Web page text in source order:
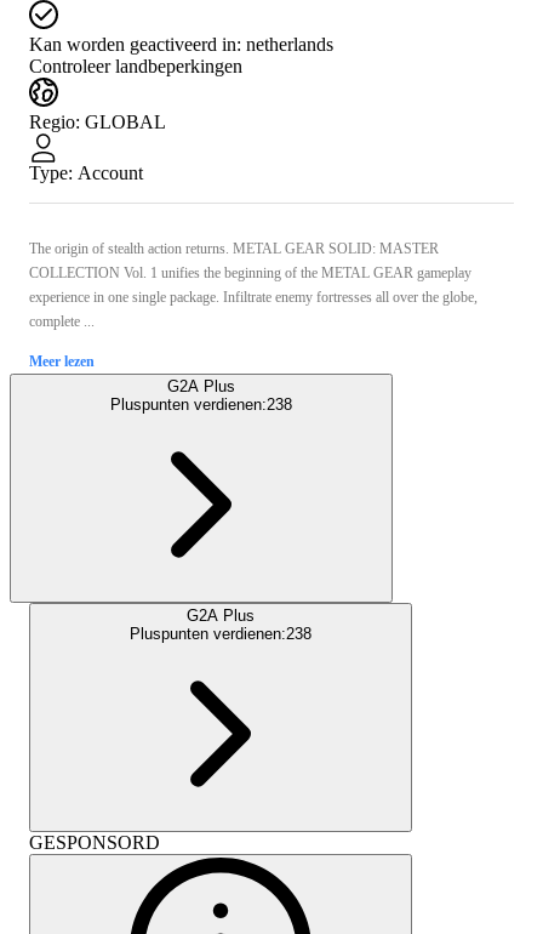
Kan worden geactiveerd in: netherlands
Controleer landbeperkingen
Regio: GLOBAL
Type: Account
The origin of stealth action returns. METAL GEAR SOLID: MASTER
COLLECTION Vol. 1 unifies the beginning of the METAL GEAR gameplay
experience in one single package. Infiltrate enemy fortresses all over the globe,
complete ...
Meer lezen
G2A Plus
Pluspunten verdienen:238
G2A Plus
Pluspunten verdienen:238
GESPONSORD